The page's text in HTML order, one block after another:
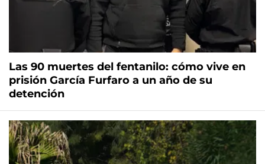
Las 90 muertes del fentanilo: cómo vive en
prisión García Furfaro a un año de su
detención